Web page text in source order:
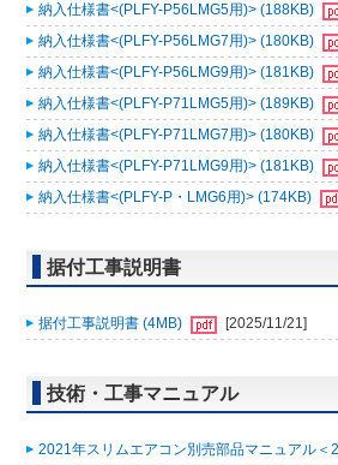
納入仕様書<(PLFY-P56LMG5用)> (188KB)
納入仕様書<(PLFY-P56LMG7用)> (180KB)
納入仕様書<(PLFY-P56LMG9用)> (181KB)
納入仕様書<(PLFY-P71LMG5用)> (189KB)
納入仕様書<(PLFY-P71LMG7用)> (180KB)
納入仕様書<(PLFY-P71LMG9用)> (181KB)
納入仕様書<(PLFY-P・LMG6用)> (174KB)
据付工事説明書
据付工事説明書 (4MB) [2025/11/21]
技術・工事マニュアル
2021年スリムエアコン別売部品マニュアル